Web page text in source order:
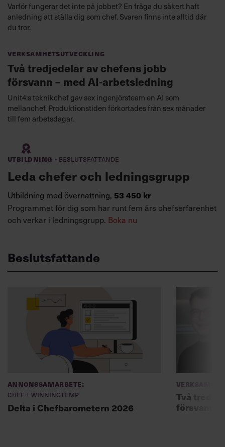
Varför fungerar det inte på jobbet? En fråga du säkert haft
anledning att ställa dig som chef. Svaren finns inte alltid där
du tror.
Verksamhetsutveckling
Två tredjedelar av chefens jobb
försvann – med AI-arbetsledning
Unit4:s teknikchef gav sex ingenjörsteam en AI som
mellanchef. Produktionstiden förkortades från sex månader
till fem arbetsdagar.
Utbildning · Beslutsfattande
Leda chefer och ledningsgrupp
Utbildning med övernattning, 53 450 kr
Programmet för dig som har runt fem års chefserfarenhet
och verkar i ledningsgrupp. Boka nu
Beslutsfattande
Annonssamarbete:
Chef + Winningtemp
Delta i Chefbarometern 2026
Två
försvann